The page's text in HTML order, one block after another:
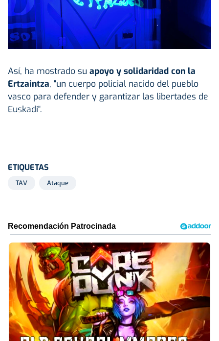
Así, ha mostrado su apoyo y solidaridad con la
Ertzaintza, "un cuerpo policial nacido del pueblo
vasco para defender y garantizar las libertades de
Euskadi".
ETIQUETAS
TAV Ataque